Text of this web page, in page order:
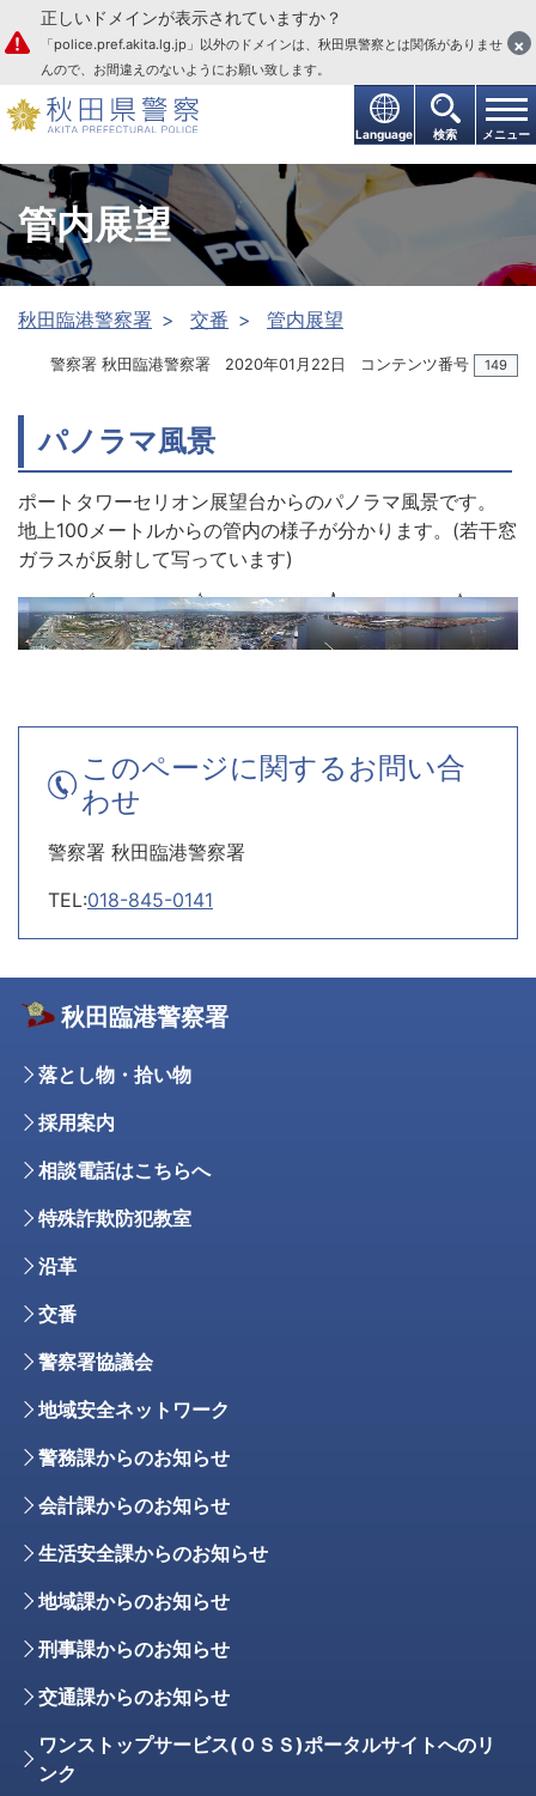
本文へ
Language 検索 メニュー
正しいドメインが表示されていますか？
「police.pref.akita.lg.jp」以外のドメインは、秋田県警察とは関係がありませ
んので、お間違えのないようにお願い致します。
×
管内展望
秋田臨港警察署 交番 管内展望
警察署 秋田臨港警察署 2020年01月22日 コンテンツ番号 149
パノラマ風景
ポートタワーセリオン展望台からのパノラマ風景です。
地上100メートルからの管内の様子が分かります。(若干窓
ガラスが反射して写っています)
このページに関するお問い合
わせ
警察署 秋田臨港警察署
TEL:018-845-0141
秋田臨港警察署
落とし物・拾い物
採用案内
相談電話はこちらへ
特殊詐欺防犯教室
沿革
交番
警察署協議会
地域安全ネットワーク
警務課からのお知らせ
会計課からのお知らせ
生活安全課からのお知らせ
地域課からのお知らせ
刑事課からのお知らせ
交通課からのお知らせ
ワンストップサービス(ＯＳＳ)ポータルサイトへのリ
ンク